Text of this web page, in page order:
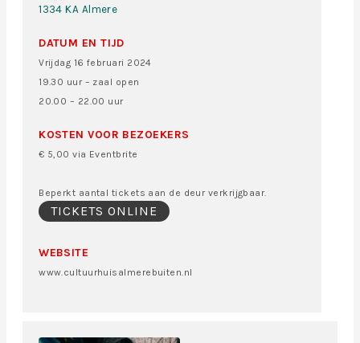
1334 KA Almere
DATUM EN TIJD
Vrijdag 16 februari 2024
19.30 uur – zaal open
20.00 – 22.00 uur
KOSTEN VOOR BEZOEKERS
€ 5,00 via Eventbrite
Beperkt aantal tickets aan de deur verkrijgbaar.
TICKETS ONLINE
WEBSITE
www.cultuurhuisalmerebuiten.nl